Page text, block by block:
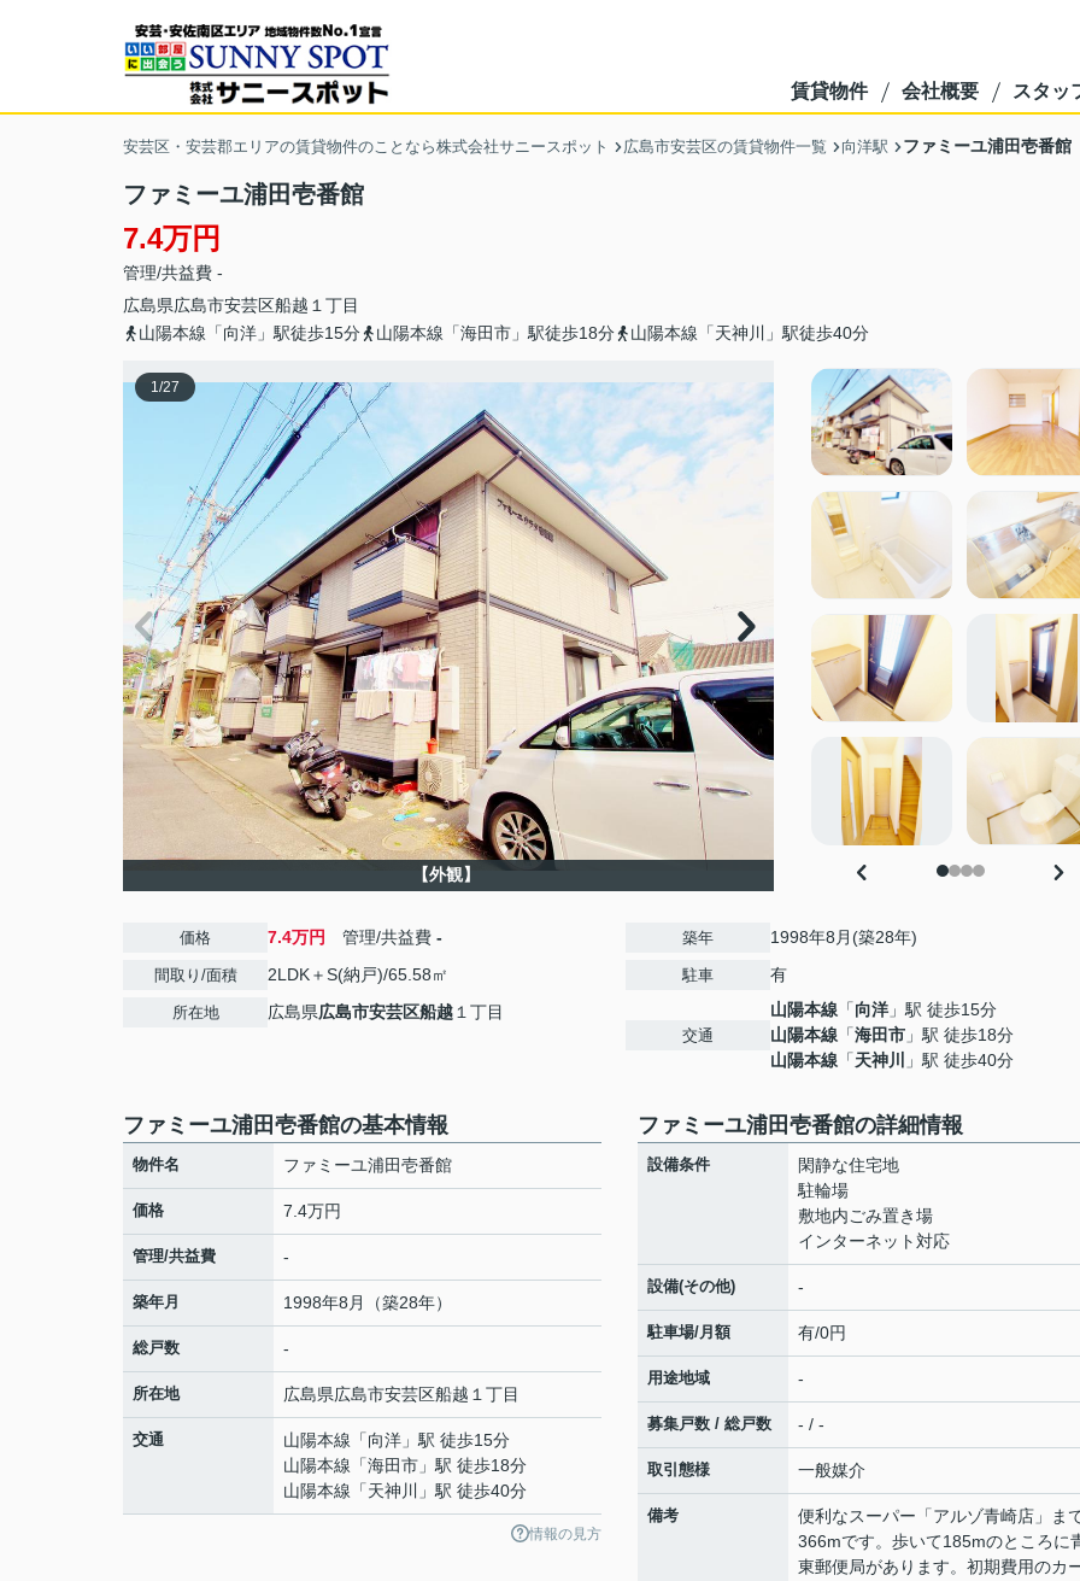
賃貸物件 会社概要 スタッ
安芸区・安芸郡エリアの賃貸物件のことなら株式会社サニースポット 広島市安芸区の賃貸物件一覧 向洋駅 ファミーユ浦田壱番館
ファミーユ浦田壱番館
7.4万円
管理/共益費 -
広島県広島市安芸区船越 １丁目
山陽本線「向洋」駅徒歩15分
山陽本線「海田市」駅徒歩18分 山陽本線「天神川」駅徒歩40分
1/27
【外観】
価格 7.4万円 管理/共益費 -
間取り/面積 2LDK＋S(納戸)/65.58㎡
所在地 広島県広島市安芸区船越 １丁目
築年 1998年8月(築28年)
駐車 有
交通
山陽本線 「向洋 」駅 徒歩15分
山陽本線 「海田市 」駅 徒歩18分
山陽本線 「天神川 」駅 徒歩40分
ファミーユ浦田壱番館の基本情報
物件名 ファミーユ浦田壱番館
価格 7.4万円
管理/共益費 -
築年月 1998年8月（築28年）
総戸数 -
所在地 広島県広島市安芸区船越 １丁目
交通 山陽本線 「向洋 」駅 徒歩15分
山陽本線 「海田市 」駅 徒歩18分
山陽本線 「天神川 」駅 徒歩40分
情報の見方
ファミーユ浦田壱番館の詳細情報
設備条件
閑静な住宅地
駐輪場
敷地内ごみ置き場
インターネット対応
設備(その他) -
駐車場/月額 有/0円
用途地域 -
募集戸数 / 総戸数 - / -
取引態様 一般媒介
備考
便利なスーパー「アルゾ青崎店」ま
366mです。歩いて185mのところに
東郵便局があります。初期費用のカ